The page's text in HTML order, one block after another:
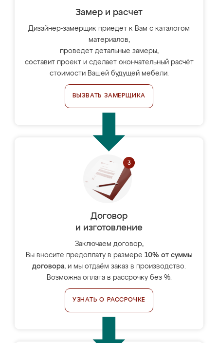
Замер и расчет
Дизайнер-замерщик приедет к Вам с каталогом
материалов,
проведёт детальные замеры,
составит проект и сделает окончательный расчёт
стоимости Вашей будущей мебели.
ВЫЗВАТЬ ЗАМЕРЩИКА
Договор
и изготовление
Заключаем договор,
Вы вносите предоплату в размере 10% от суммы
договора, и мы отдаём заказ в производство.
Возможна оплата в рассрочку без %.
УЗНАТЬ О РАССРОЧКЕ